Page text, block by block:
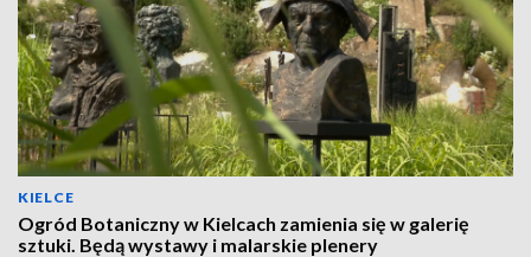
KIELCE
Ogród Botaniczny w Kielcach zamienia się w galerię
sztuki. Będą wystawy i malarskie plenery